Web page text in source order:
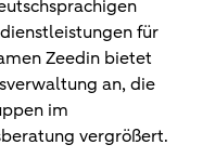
für
Zeedin bietet
an, die
im
vergrößert.